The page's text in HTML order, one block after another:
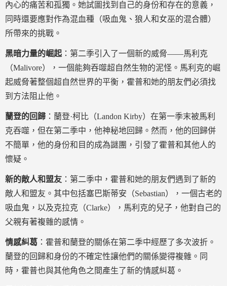
內心的痛苦和孤獨。她試圖找到自己的身份和存在的意義，
同時還要應對作為混血種（吸血鬼、狼人和女巫的混合體）
所帶來的挑戰。
黑暗力量的崛起 ：第二季引入了一個新的威脅——馬利克
（Malivore），一個能夠吞噬超自然生物的泥怪。馬利克的崛
起威脅著整個超自然世界的平衡，霍普和她的朋友們必須找
到方法阻止他。
蘭登的回歸 ：蘭登·柯比（Landon Kirby）在第一季末被馬利
克吞噬，但在第二季中，他神秘地回歸。然而，他的回歸併
不簡單，他的身份和目的成為謎團，引發了霍普和其他人的
懷疑。
新的敵人和盟友 ：第二季中，霍普和她的朋友們遇到了新的
敵人和盟友。其中包括塞巴斯蒂安（Sebastian），一個古老的
吸血鬼，以及克拉克（Clarke），馬利克的兒子，他對自己的
父親有著複雜的感情。
情感糾葛 ：霍普和蘭登的關係在第二季中經歷了多次波折。
蘭登的回歸和身份的不確定性讓他們的關係變得複雜。同
時，霍普也與其他角色之間產生了新的情感糾葛。